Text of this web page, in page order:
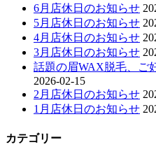
6月店休日のお知らせ
5月店休日のお知らせ
4月店休日のお知らせ
3月店休日のお知らせ
話題の眉WAX脱毛、ご
2026-02-15
2月店休日のお知らせ
1月店休日のお知らせ
カテゴリー